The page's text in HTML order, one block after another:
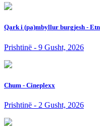
Qark i (pa)mbyllur burgjesh -
Prishtinë - 9 Gusht, 2026
Chum - Cineplexx
Prishtinë - 2 Gusht, 2026